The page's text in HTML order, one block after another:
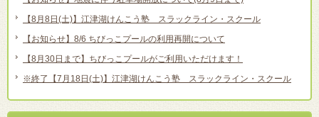
【8月8日(土)】江津湖けんこう塾 スラックライン・スクール
【お知らせ】8/6 ちびっこプールの利用再開について
【8月30日まで】ちびっこプールがご利用いただけます！
※終了【7月18日(土)】江津湖けんこう塾 スラックライン・スクール